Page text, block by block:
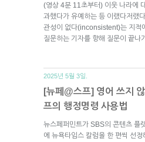
(영상 4분 11초부터) 이웃 나라에
과했다가 유예하는 등 이랬다저랬
관성이 없다(inconsistent)는 지적
질문하는 기자를 향해 질문이 끝나
2025년 5월 3일.
[뉴페@스프] 영어 쓰지
프의 행정명령 사용법
뉴스페퍼민트가 SBS의 콘텐츠 플
에 뉴욕타임스 칼럼을 한 편씩 선